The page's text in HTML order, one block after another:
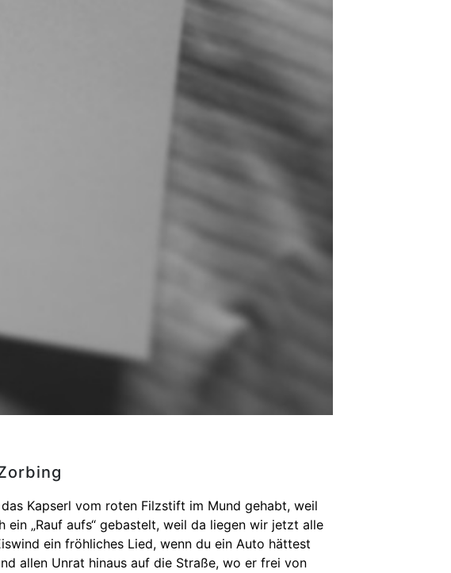
Kapserl vom roten Filzstift im Mund gehabt, weil
ein „Rauf aufs“ gebastelt, weil da liegen wir jetzt alle
ein fröhliches Lied, wenn du ein Auto hättest
allen Unrat hinaus auf die Straße, wo er frei von